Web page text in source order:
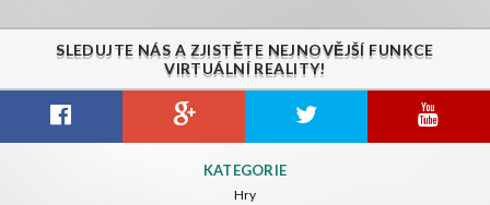
SLEDUJTE NÁS A ZJISTĚTE NEJNOVĚJŠÍ FUNKCE
VIRTUÁLNÍ REALITY!
KATEGORIE
Hry